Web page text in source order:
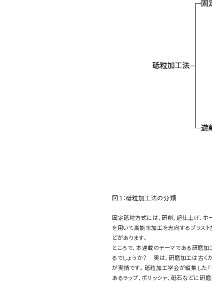
図１：砥粒加工法の分類
固定砥粒方式には、研削、超仕上げ、ホ
を用いて高能率加工を志向するブラス
どがあります。
ところで、本連載のテーマである研磨
るでしょうか？ 実は、研磨加工は古く
が実情です。砥粒加工学会が編集した『
あるラップ、ポリッシャ、砥石などに